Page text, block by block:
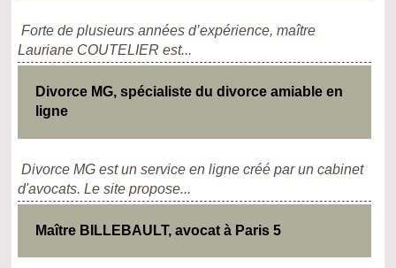
Forte de plusieurs années d’expérience, maître
Lauriane COUTELIER est...
Divorce MG, spécialiste du divorce amiable en
ligne
Divorce MG est un service en ligne créé par un cabinet
d'avocats. Le site propose...
Maître BILLEBAULT, avocat à Paris 5